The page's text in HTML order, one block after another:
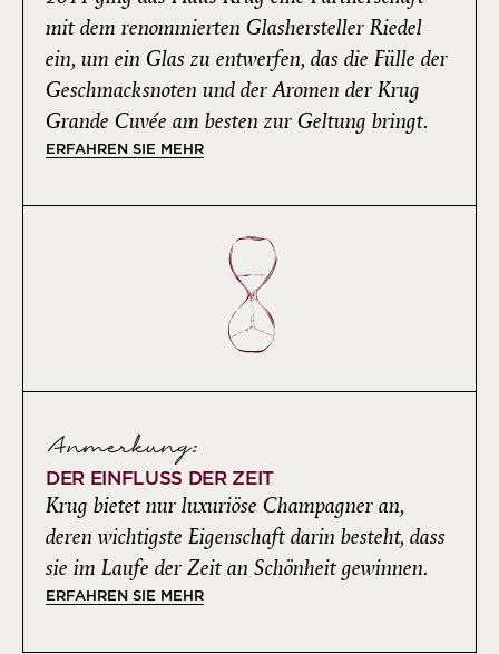
mit dem renommierten Glashersteller Riedel
ein, um ein Glas zu entwerfen, das die Fülle der
Geschmacksnoten und der Aromen der Krug
Grande Cuvée am besten zur Geltung bringt.
ERFAHREN SIE MEHR
Anmerkung:
DER EINFLUSS DER ZEIT
Krug bietet nur luxuriöse Champagner an,
deren wichtigste Eigenschaft darin besteht, dass
sie im Laufe der Zeit an Schönheit gewinnen.
ERFAHREN SIE MEHR